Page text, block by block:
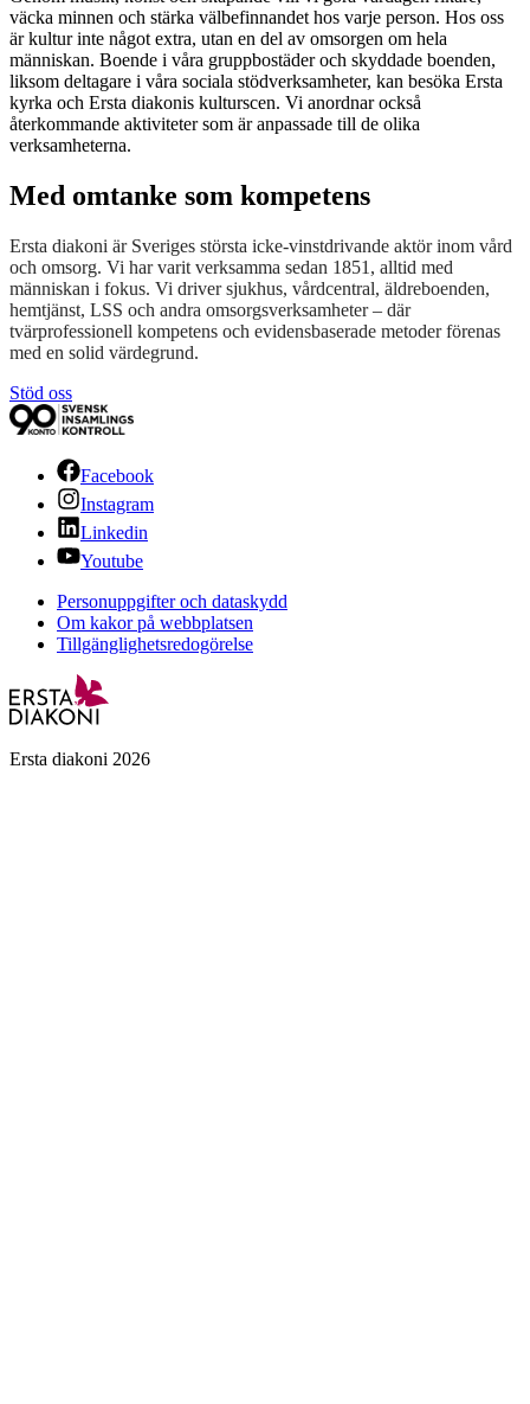
väcka minnen och stärka välbefinnandet hos varje person. Hos oss
är kultur inte något extra, utan en del av omsorgen om hela
människan. Boende i våra gruppbostäder och skyddade boenden,
liksom deltagare i våra sociala stödverksamheter, kan besöka Ersta
kyrka och Ersta diakonis kulturscen. Vi anordnar också
återkommande aktiviteter som är anpassade till de olika
verksamheterna.
Med omtanke som kompetens
Ersta diakoni är Sveriges största icke-vinstdrivande aktör inom vård
och omsorg. Vi har varit verksamma sedan 1851, alltid med
människan i fokus. Vi driver sjukhus, vårdcentral, äldreboenden,
hemtjänst, LSS och andra omsorgsverksamheter – där
tvärprofessionell kompetens och evidensbaserade metoder förenas
med en solid värdegrund.
Stöd oss
Facebook
Instagram
Linkedin
Youtube
Personuppgifter och dataskydd
Om kakor på webbplatsen
Tillgänglighetsredogörelse
Ersta diakoni 2026